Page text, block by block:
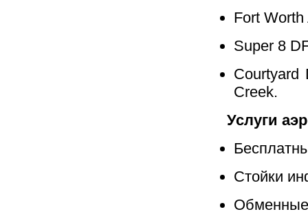
Fort
Super 8
Courtyard
Creek.
Услуги
Стойки
Обменные